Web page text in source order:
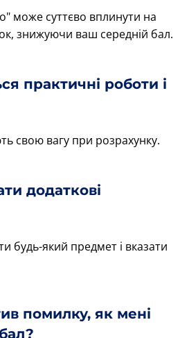
може суттєво вплинути на
знижуючи ваш середній бал.
практичні роботи і
свою вагу при розрахунку.
додаткові
будь-який предмет і вказати
помилку, як мені